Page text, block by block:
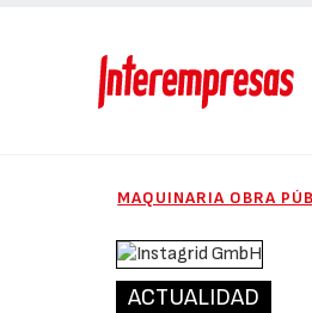
MAQUINARIA OBRA
ACTUALIDAD